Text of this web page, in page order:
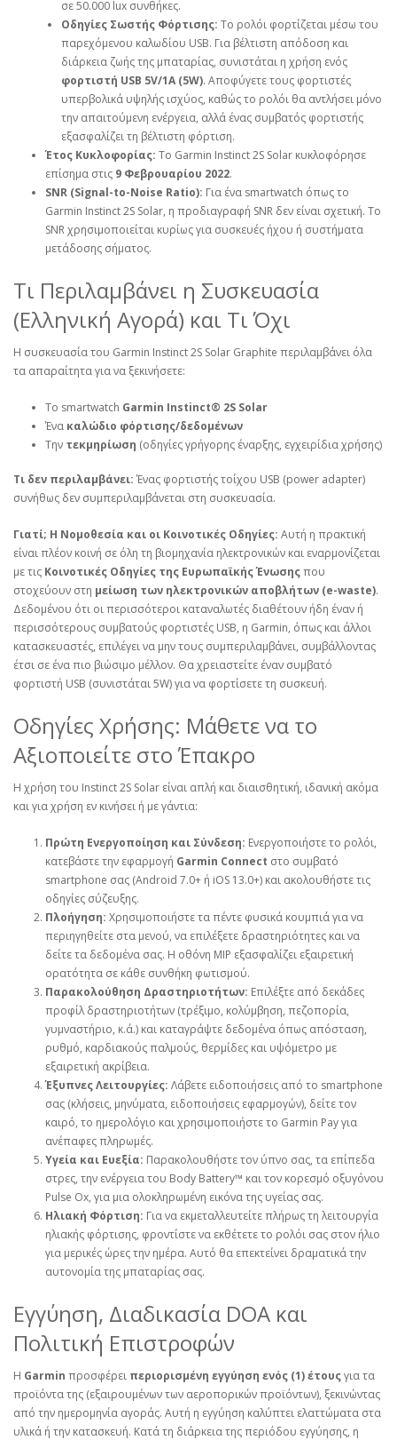
σε 50.000 lux συνθήκες.
Οδηγίες Σωστής Φόρτισης: Το ρολόι φορτίζεται μέσω του
παρεχόμενου καλωδίου USB. Για βέλτιστη απόδοση και
διάρκεια ζωής της μπαταρίας, συνιστάται η χρήση ενός
φορτιστή USB 5V/1A (5W). Αποφύγετε τους φορτιστές
υπερβολικά υψηλής ισχύος, καθώς το ρολόι θα αντλήσει μόνο
την απαιτούμενη ενέργεια, αλλά ένας συμβατός φορτιστής
εξασφαλίζει τη βέλτιστη φόρτιση.
Έτος Κυκλοφορίας: Το Garmin Instinct 2S Solar κυκλοφόρησε
επίσημα στις 9 Φεβρουαρίου 2022.
SNR (Signal-to-Noise Ratio): Για ένα smartwatch όπως το
Garmin Instinct 2S Solar, η προδιαγραφή SNR δεν είναι σχετική. Το
SNR χρησιμοποιείται κυρίως για συσκευές ήχου ή συστήματα
μετάδοσης σήματος.
Τι Περιλαμβάνει η Συσκευασία
(Ελληνική Αγορά) και Τι Όχι
Η συσκευασία του Garmin Instinct 2S Solar Graphite περιλαμβάνει όλα
τα απαραίτητα για να ξεκινήσετε:
Το smartwatch Garmin Instinct® 2S Solar
Ένα καλώδιο φόρτισης/δεδομένων
Την τεκμηρίωση (οδηγίες γρήγορης έναρξης, εγχειρίδια χρήσης)
Τι δεν περιλαμβάνει: Ένας φορτιστής τοίχου USB (power adapter)
συνήθως δεν συμπεριλαμβάνεται στη συσκευασία.
Γιατί; Η Νομοθεσία και οι Κοινοτικές Οδηγίες: Αυτή η πρακτική
είναι πλέον κοινή σε όλη τη βιομηχανία ηλεκτρονικών και εναρμονίζεται
με τις Κοινοτικές Οδηγίες της Ευρωπαϊκής Ένωσηςπου
στοχεύουν στη μείωση των ηλεκτρονικών αποβλήτων (e-waste).
Δεδομένου ότι οι περισσότεροι καταναλωτές διαθέτουν ήδη έναν ή
περισσότερους συμβατούς φορτιστές USB, η Garmin, όπως και άλλοι
κατασκευαστές, επιλέγει να μην τους συμπεριλαμβάνει, συμβάλλοντας
έτσι σε ένα πιο βιώσιμο μέλλον. Θα χρειαστείτε έναν συμβατό
φορτιστή USB (συνιστάται 5W) για να φορτίσετε τη συσκευή.
Οδηγίες Χρήσης: Μάθετε να το
Αξιοποιείτε στο Έπακρο
Η χρήση του Instinct 2S Solar είναι απλή και διαισθητική, ιδανική ακόμα
και για χρήση εν κινήσει ή με γάντια:
Πρώτη Ενεργοποίηση και Σύνδεση: Ενεργοποιήστε το ρολόι,
κατεβάστε την εφαρμογή Garmin Connect στο συμβατό
smartphone σας (Android 7.0+ ή iOS 13.0+) και ακολουθήστε τις
οδηγίες σύζευξης.
Πλοήγηση: Χρησιμοποιήστε τα πέντε φυσικά κουμπιά για να
περιηγηθείτε στα μενού, να επιλέξετε δραστηριότητες και να
δείτε τα δεδομένα σας. Η οθόνη MIP εξασφαλίζει εξαιρετική
ορατότητα σε κάθε συνθήκη φωτισμού.
Παρακολούθηση Δραστηριοτήτων: Επιλέξτε από δεκάδες
προφίλ δραστηριοτήτων (τρέξιμο, κολύμβηση, πεζοπορία,
γυμναστήριο, κ.ά.) και καταγράψτε δεδομένα όπως απόσταση,
ρυθμό, καρδιακούς παλμούς, θερμίδες και υψόμετρο με
εξαιρετική ακρίβεια.
Έξυπνες Λειτουργίες: Λάβετε ειδοποιήσεις από το smartphone
σας (κλήσεις, μηνύματα, ειδοποιήσεις εφαρμογών), δείτε τον
καιρό, το ημερολόγιο και χρησιμοποιήστε το Garmin Pay για
ανέπαφες πληρωμές.
Υγεία και Ευεξία: Παρακολουθήστε τον ύπνο σας, τα επίπεδα
στρες, την ενέργεια του Body Battery™ και τον κορεσμό οξυγόνου
Pulse Ox, για μια ολοκληρωμένη εικόνα της υγείας σας.
Ηλιακή Φόρτιση: Για να εκμεταλλευτείτε πλήρως τη λειτουργία
ηλιακής φόρτισης, φροντίστε να εκθέτετε το ρολόι σας στον ήλιο
για μερικές ώρες την ημέρα. Αυτό θα επεκτείνει δραματικά την
αυτονομία της μπαταρίας σας.
Εγγύηση, Διαδικασία DOA και
Πολιτική Επιστροφών
Η Garmin προσφέρει περιορισμένη εγγύηση ενός (1) έτουςγια τα
προϊόντα της (εξαιρουμένων των αεροπορικών προϊόντων), ξεκινώντας
από την ημερομηνία αγοράς. Αυτή η εγγύηση καλύπτει ελαττώματα στα
υλικά ή την κατασκευή. Κατά τη διάρκεια της περιόδου εγγύησης, η